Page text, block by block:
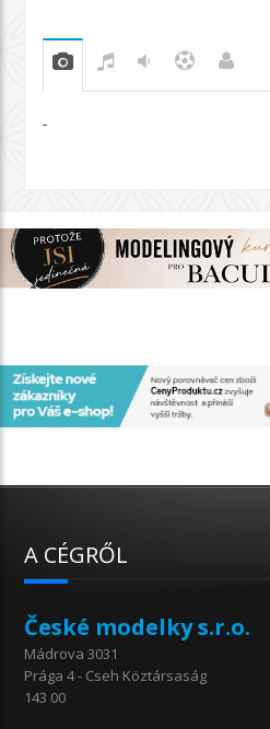
-
A CÉGRŐL
České modelky s.r.o.
Mádrova 3031
Prága 4 - Cseh Köztársaság
143 00